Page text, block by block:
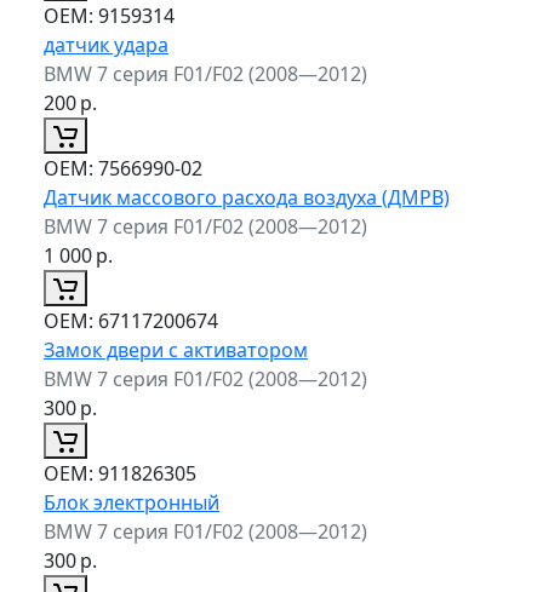
ОЕМ: 9159314
датчик удара
BMW 7 серия F01/F02 (2008—2012)
200р.
ОЕМ: 7566990-02
Датчик массового расхода воздуха (ДМРВ)
BMW 7 серия F01/F02 (2008—2012)
1 000р.
ОЕМ: 67117200674
Замок двери с активатором
BMW 7 серия F01/F02 (2008—2012)
300р.
ОЕМ: 911826305
Блок электронный
BMW 7 серия F01/F02 (2008—2012)
300р.